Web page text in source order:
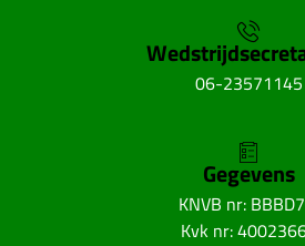
06-23571145
Gegevens
KNVB nr:
Kvk nr: